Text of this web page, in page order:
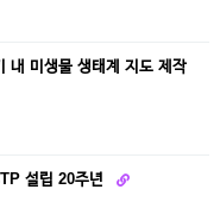
내 미생물 생태계 지도 제작
설립 20주년